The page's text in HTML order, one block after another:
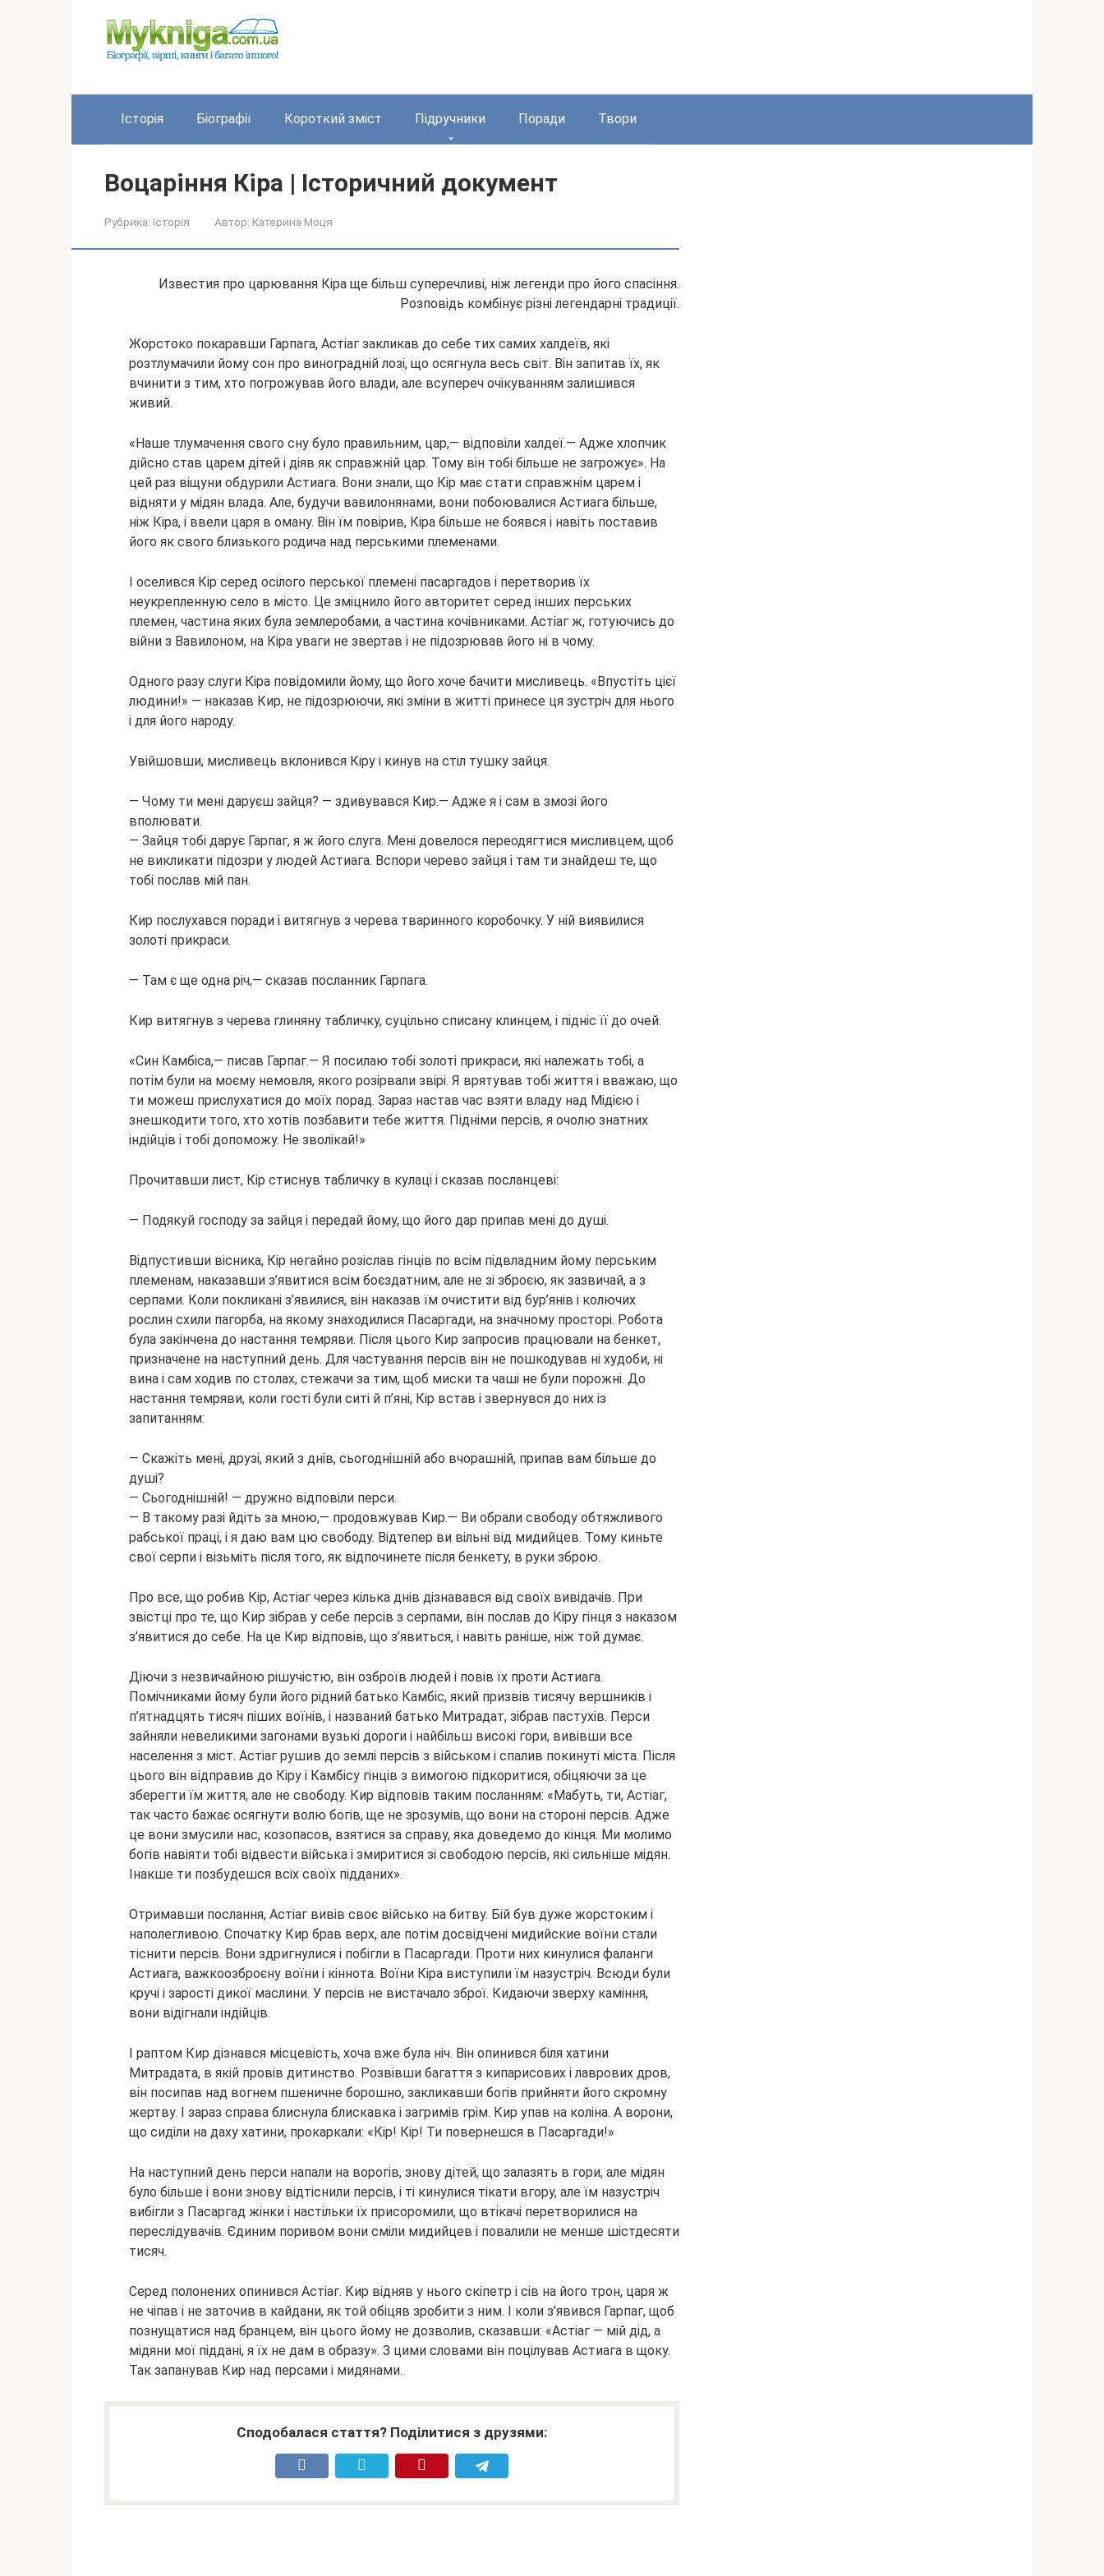
Історія Біографії Короткий зміст Підручники Поради Твори
Воцаріння Кіра | Історичний документ
Рубрика: Історія Автор: Катерина Моця
Известия про царювання Кіра ще більш суперечливі, ніж легенди про його спасіння.
Розповідь комбінує різні легендарні традиції.
Жорстоко покаравши Гарпага, Астіаг закликав до себе тих самих халдеїв, які
розтлумачили йому сон про виноградній лозі, що осягнула весь світ. Він запитав їх, як
вчинити з тим, хто погрожував його влади, але всупереч очікуванням залишився
живий.
«Наше тлумачення свого сну було правильним, цар,— відповіли халдеї.— Адже хлопчик
дійсно став царем дітей і діяв як справжній цар. Тому він тобі більше не загрожує». На
цей раз віщуни обдурили Астиага. Вони знали, що Кір має стати справжнім царем і
відняти у мідян влада. Але, будучи вавилонянами, вони побоювалися Астиага більше,
ніж Кіра, і ввели царя в оману. Він їм повірив, Кіра більше не боявся і навіть поставив
його як свого близького родича над перськими племенами.
І оселився Кір серед осілого перської племені пасаргадов і перетворив їх
неукрепленную село в місто. Це зміцнило його авторитет серед інших перських
племен, частина яких була землеробами, а частина кочівниками. Астіаг ж, готуючись до
війни з Вавилоном, на Кіра уваги не звертав і не підозрював його ні в чому.
Одного разу слуги Кіра повідомили йому, що його хоче бачити мисливець. «Впустіть цієї
людини!» — наказав Кир, не підозрюючи, які зміни в житті принесе ця зустріч для нього
і для його народу.
Увійшовши, мисливець вклонився Кіру і кинув на стіл тушку зайця.
— Чому ти мені даруєш зайця? — здивувався Кир.— Адже я і сам в змозі його
вполювати.
— Зайця тобі дарує Гарпаг, я ж його слуга. Мені довелося переодягтися мисливцем, щоб
не викликати підозри у людей Астиага. Вспори черево зайця і там ти знайдеш те, що
тобі послав мій пан.
Кир послухався поради і витягнув з черева тваринного коробочку. У ній виявилися
золоті прикраси.
— Там є ще одна річ,— сказав посланник Гарпага.
Кир витягнув з черева глиняну табличку, суцільно списану клинцем, і підніс її до очей.
«Син Камбіса,— писав Гарпаг.— Я посилаю тобі золоті прикраси, які належать тобі, а
потім були на моєму немовля, якого розірвали звірі. Я врятував тобі життя і вважаю, що
ти можеш прислухатися до моїх порад. Зараз настав час взяти владу над Мідією і
знешкодити того, хто хотів позбавити тебе життя. Підніми персів, я очолю знатних
індійців і тобі допоможу. Не зволікай!»
Прочитавши лист, Кір стиснув табличку в кулаці і сказав посланцеві:
— Подякуй господу за зайця і передай йому, що його дар припав мені до душі.
Відпустивши вісника, Кір негайно розіслав гінців по всім підвладним йому перським
племенам, наказавши з’явитися всім боєздатним, але не зі зброєю, як зазвичай, а з
серпами. Коли покликані з’явилися, він наказав їм очистити від бур’янів і колючих
рослин схили пагорба, на якому знаходилися Пасаргади, на значному просторі. Робота
була закінчена до настання темряви. Після цього Кир запросив працювали на бенкет,
призначене на наступний день. Для частування персів він не пошкодував ні худоби, ні
вина і сам ходив по столах, стежачи за тим, щоб миски та чаші не були порожні. До
настання темряви, коли гості були ситі й п’яні, Кір встав і звернувся до них із
запитанням:
— Скажіть мені, друзі, який з днів, сьогоднішній або вчорашній, припав вам більше до
душі?
— Сьогоднішній! — дружно відповіли перси.
— В такому разі йдіть за мною,— продовжував Кир.— Ви обрали свободу обтяжливого
рабської праці, і я даю вам цю свободу. Відтепер ви вільні від мидийцев. Тому киньте
свої серпи і візьміть після того, як відпочинете після бенкету, в руки зброю.
Про все, що робив Кір, Астіаг через кілька днів дізнавався від своїх вивідачів. При
звістці про те, що Кир зібрав у себе персів з серпами, він послав до Кіру гінця з наказом
з’явитися до себе. На це Кир відповів, що з’явиться, і навіть раніше, ніж той думає.
Діючи з незвичайною рішучістю, він озброїв людей і повів їх проти Астиага.
Помічниками йому були його рідний батько Камбіс, який призвів тисячу вершників і
п’ятнадцять тисяч піших воїнів, і названий батько Митрадат, зібрав пастухів. Перси
зайняли невеликими загонами вузькі дороги і найбільш високі гори, вивівши все
населення з міст. Астіаг рушив до землі персів з військом і спалив покинуті міста. Після
цього він відправив до Кіру і Камбісу гінців з вимогою підкоритися, обіцяючи за це
зберегти їм життя, але не свободу. Кир відповів таким посланням: «Мабуть, ти, Астіаг,
так часто бажає осягнути волю богів, ще не зрозумів, що вони на стороні персів. Адже
це вони змусили нас, козопасов, взятися за справу, яка доведемо до кінця. Ми молимо
богів навіяти тобі відвести війська і змиритися зі свободою персів, які сильніше мідян.
Інакше ти позбудешся всіх своїх підданих».
Отримавши послання, Астіаг вивів своє військо на битву. Бій був дуже жорстоким і
наполегливою. Спочатку Кир брав верх, але потім досвідчені мидийские воїни стали
тіснити персів. Вони здригнулися і побігли в Пасаргади. Проти них кинулися фаланги
Астиага, важкоозброєну воїни і кіннота. Воїни Кіра виступили їм назустріч. Всюди були
кручі і зарості дикої маслини. У персів не вистачало зброї. Кидаючи зверху каміння,
вони відігнали індійців.
І раптом Кир дізнався місцевість, хоча вже була ніч. Він опинився біля хатини
Митрадата, в якій провів дитинство. Розвівши багаття з кипарисових і лаврових дров,
він посипав над вогнем пшеничне борошно, закликавши богів прийняти його скромну
жертву. І зараз справа блиснула блискавка і загримів грім. Кир упав на коліна. А ворони,
що сиділи на даху хатини, прокаркали: «Кір! Кір! Ти повернешся в Пасаргади!»
На наступний день перси напали на ворогів, знову дітей, що залазять в гори, але мідян
було більше і вони знову відтіснили персів, і ті кинулися тікати вгору, але їм назустріч
вибігли з Пасаргад жінки і настільки їх присоромили, що втікачі перетворилися на
переслідувачів. Єдиним поривом вони сміли мидийцев і повалили не менше шістдесяти
тисяч.
Серед полонених опинився Астіаг. Кир відняв у нього скіпетр і сів на його трон, царя ж
не чіпав і не заточив в кайдани, як той обіцяв зробити з ним. І коли з’явився Гарпаг, щоб
познущатися над бранцем, він цього йому не дозволив, сказавши: «Астіаг — мій дід, а
мідяни мої піддані, я їх не дам в образу». З цими словами він поцілував Астиага в щоку.
Так запанував Кир над персами і мидянами.
Сподобалася стаття? Поділитися з друзями: